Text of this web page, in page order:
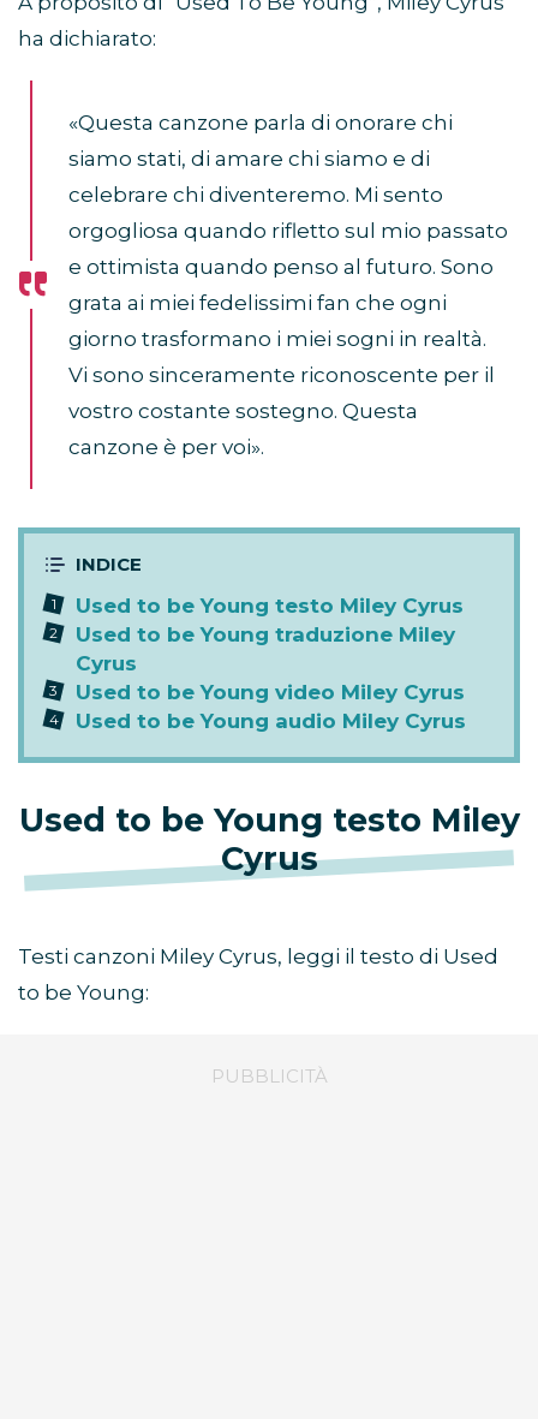
ha dichiarato:
«Questa canzone parla di onorare chi
siamo stati, di amare chi siamo e di
celebrare chi diventeremo. Mi sento
orgogliosa quando rifletto sul mio passato
e ottimista quando penso al futuro. Sono
grata ai miei fedelissimi fan che ogni
giorno trasformano i miei sogni in realtà.
Vi sono sinceramente riconoscente per il
vostro costante sostegno. Questa
canzone è per voi».
Used to be Young testo Miley Cyrus
Used to be Young traduzione Miley
Cyrus
Used to be Young video Miley Cyrus
Used to be Young audio Miley Cyrus
Used to be Young testo Miley
Cyrus
Testi canzoni Miley Cyrus, leggi il testo di Used
to be Young: